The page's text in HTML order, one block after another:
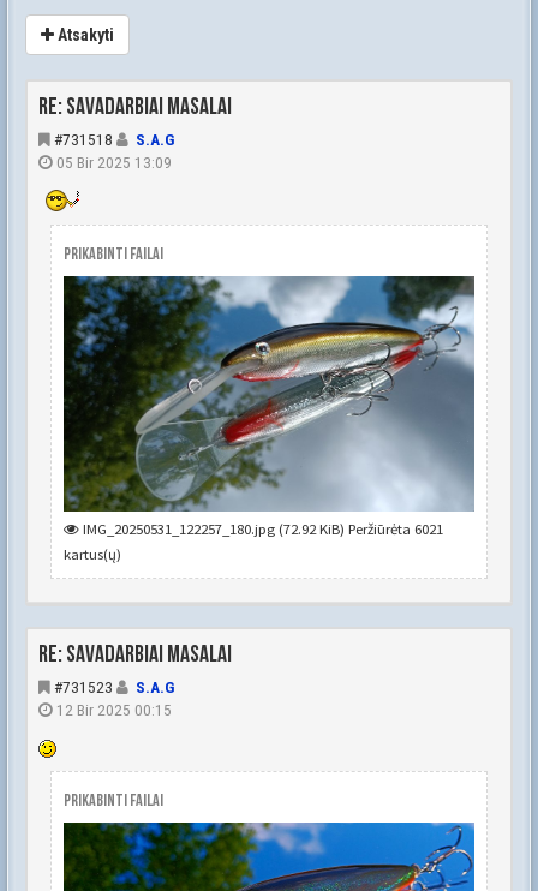
Atsakyti
Re: Savadarbiai masalai
#731518
S.A.G
05 Bir 2025 13:09
Prikabinti failai
IMG_20250531_122257_180.jpg (72.92 KiB) Peržiūrėta 6021
kartus(ų)
Re: Savadarbiai masalai
#731523
S.A.G
12 Bir 2025 00:15
Prikabinti failai